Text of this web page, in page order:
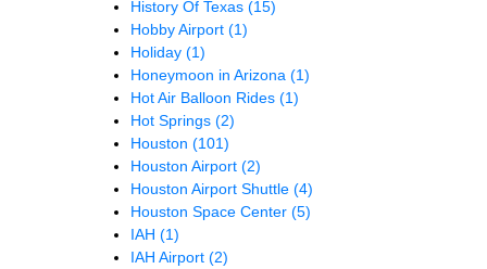
History Of Texas (15)
Hobby Airport (1)
Holiday (1)
Honeymoon in Arizona (1)
Hot Air Balloon Rides (1)
Hot Springs (2)
Houston (101)
Houston Airport (2)
Houston Airport Shuttle (4)
Houston Space Center (5)
IAH (1)
IAH Airport (2)